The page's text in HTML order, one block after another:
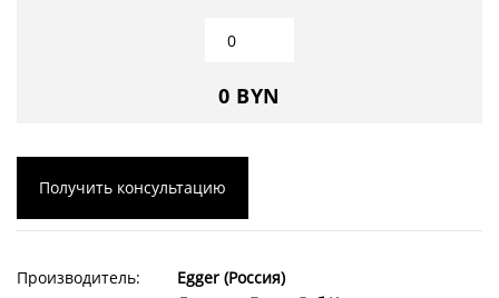
0 BYN
Получить консультацию
Производитель:
Egger (Россия)